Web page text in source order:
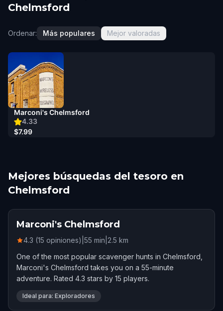
Chelmsford
Ordenar: Más populares Mejor valoradas
4.33
Marconi's Chelmsford
$7.99
Mejores búsquedas del tesoro en
Chelmsford
Marconi's Chelmsford
4.3 (15 opiniones) 55 min 2.5 km
One of the most popular scavenger hunts in Chelmsford,
Marconi's Chelmsford takes you on a 55-minute
adventure. Rated 4.3 stars by 15 players.
Ideal para: Exploradores